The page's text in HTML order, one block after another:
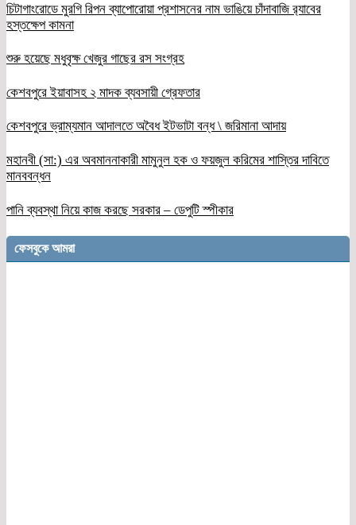
চিটাগাংরোডে মুরগি রিপন ব্যাপোরোয়া প্রশাসনের নাম ভাঙিয়ে চাঁদাবাজি র‌্যাবের
হস্তক্ষেপ কামনা
শুরু হয়েছে মধুবৃক্ষ খেজুর গাছের রস সংগ্রহ
কেশবপুরে ইয়াবাসহ ২ মাদক ব্যবসায়ী গ্রেফতার
কেশবপুরে ভ্রাম্যমান আদালতে অবৈধ ইটভাটা বন্ধ \ জরিমানা আদায়
মহানবী (সা:) এর অবমাননাকারী মামুনুল হক ও ফয়জুল করিমের শাস্তির দাবিতে
মানববন্ধন
পানি ব্যবস্থা নিয়ে কাজ করছে সরকার – ডেপুটি স্পীকার
ফেসবুকে আমরা